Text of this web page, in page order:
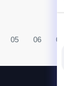
05 06 07